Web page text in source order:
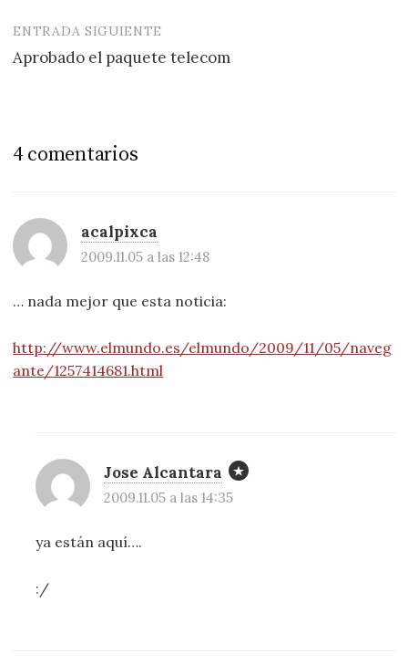
ENTRADA SIGUIENTE
Aprobado el paquete telecom
4 comentarios
acalpixca
2009.11.05 a las 12:48
… nada mejor que esta noticia:
http://www.elmundo.es/elmundo/2009/11/05/naveg
ante/1257414681.html
Jose Alcantara
2009.11.05 a las 14:35
ya están aquí….
:/